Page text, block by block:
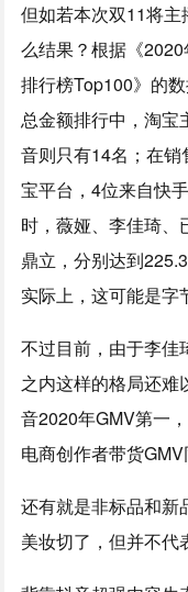
但如若本次双11将
么结果？根据《
排行榜Top100》的
总金额排行中，淘宝
音则只有14名；在
宝平台，4位来自快
时，薇娅、李佳琦、
鼎立，分别达到
实际上，这可能是字
不过目前，由于李佳
之内这样的格局还难
音2020年GMV第一
电商创作者带货GMV
还有就是非标品和新
美妆切了，但并不代